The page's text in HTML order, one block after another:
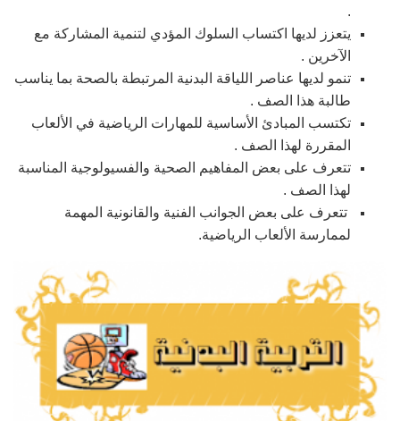
.
يتعزز لديها اكتساب السلوك المؤدي لتنمية المشاركة مع
الآخرين .
تنمو لديها عناصر اللياقة البدنية المرتبطة بالصحة بما يناسب
طالبة هذا الصف .
تكتسب المبادئ الأساسية للمهارات الرياضية في الألعاب
المقررة لهذا الصف .
تتعرف على بعض المفاهيم الصحية والفسيولوجية المناسبة
لهذا الصف .
تتعرف على بعض الجوانب الفنية والقانونية المهمة
لممارسة الألعاب الرياضية.